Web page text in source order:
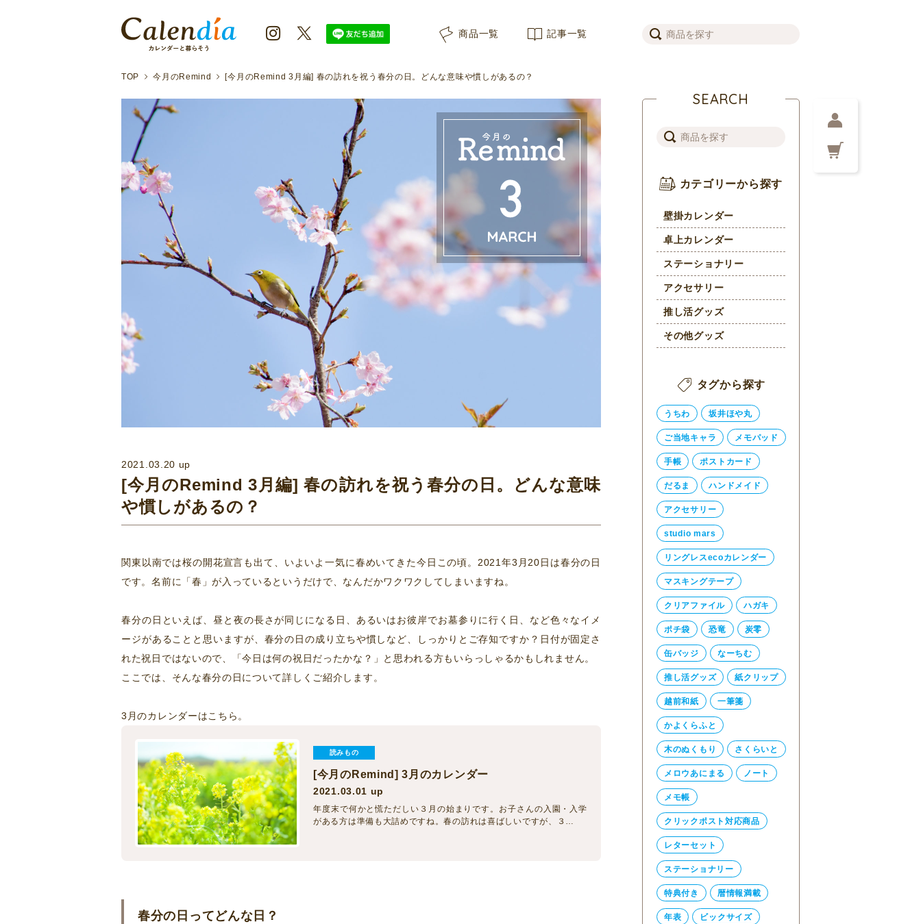
商品一覧 記事一覧
TOP 今月のRemind [今月のRemind 3月編] 春の訪れを祝う春分の日。どんな意味や慣しがあるの？
2021.03.20 up
[今月のRemind 3月編] 春の訪れを祝う春分の日。どんな意味
や慣しがあるの？
関東以南では桜の開花宣言も出て、いよいよ一気に春めいてきた今日この頃。2021年3月20日は春分の日
です。名前に「春」が入っているというだけで、なんだかワクワクしてしまいますね。
春分の日といえば、昼と夜の長さが同じになる日、あるいはお彼岸でお墓参りに行く日、など色々なイメ
ージがあることと思いますが、春分の日の成り立ちや慣しなど、しっかりとご存知ですか？日付が固定さ
れた祝日ではないので、「今日は何の祝日だったかな？」と思われる方もいらっしゃるかもしれません。
ここでは、そんな春分の日について詳しくご紹介します。
3月のカレンダーはこちら。
読みもの
[今月のRemind] 3月のカレンダー
2021.03.01 up
年度末で何かと慌ただしい３月の始まりです。お子さんの入園・入学
がある方は準備も大詰めですね。春の訪れは喜ばしいですが、３…
春分の日ってどんな日？
SEARCH
カテゴリーから探す
壁掛カレンダー
卓上カレンダー
ステーショナリー
アクセサリー
推し活グッズ
その他グッズ
タグから探す
うちわ 坂井ほや丸
ご当地キャラ メモパッド
手帳 ポストカード
だるま ハンドメイド
アクセサリー
studio mars
リングレスecoカレンダー
マスキングテープ
クリアファイル ハガキ
ポチ袋 恐竜 炭零
缶バッジ なーちむ
推し活グッズ 紙クリップ
越前和紙 一筆箋
かよくらふと
木のぬくもり さくらいと
メロウあにまる ノート
メモ帳
クリックポスト対応商品
レターセット
ステーショナリー
特典付き 暦情報満載
年表 ビックサイズ